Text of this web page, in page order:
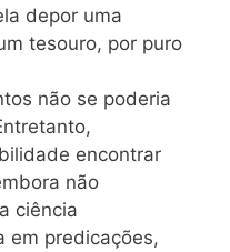
depor uma
tesouro, por puro
não se poderia
encontrar
não
ciência
em predicações,